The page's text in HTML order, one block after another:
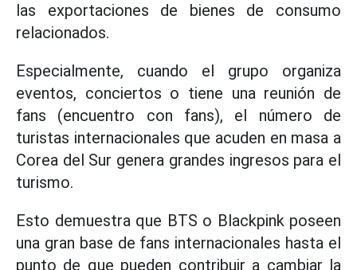
las exportaciones de bienes de consumo
relacionados.
Especialmente, cuando el grupo organiza
eventos, conciertos o tiene una reunión de
fans (encuentro con fans), el número de
turistas internacionales que acuden en masa a
Corea del Sur genera grandes ingresos para el
turismo.
Esto demuestra que BTS o Blackpink poseen
una gran base de fans internacionales hasta el
punto de que pueden contribuir a cambiar la